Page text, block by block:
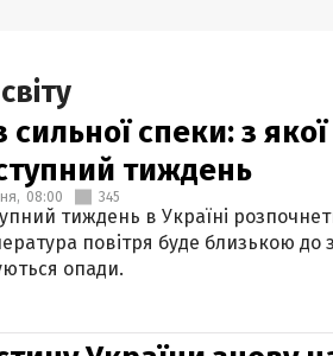
сильної спеки: з
тиждень
08:00 345
тиждень в Україні
повітря буде близькою
опади.